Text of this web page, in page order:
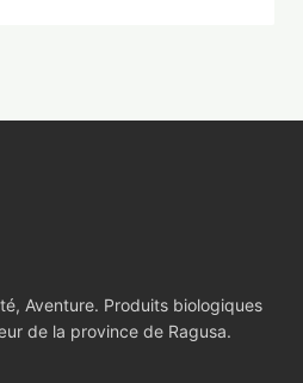
Aventure. Produits biologiques
de la province de Ragusa.